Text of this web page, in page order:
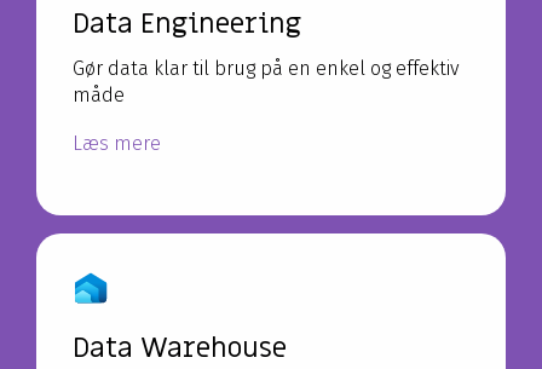
Data Engineering
Gør data klar til brug på en enkel og effektiv
måde
Læs mere
Data Warehouse